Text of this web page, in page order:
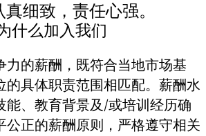
细致，责任心强。
什么加入我们
力的薪酬，既符合当地市场基
的具体职责范围相匹配。薪酬水
能、教育背景及/或培训经历确
公正的薪酬原则，严格遵守相关